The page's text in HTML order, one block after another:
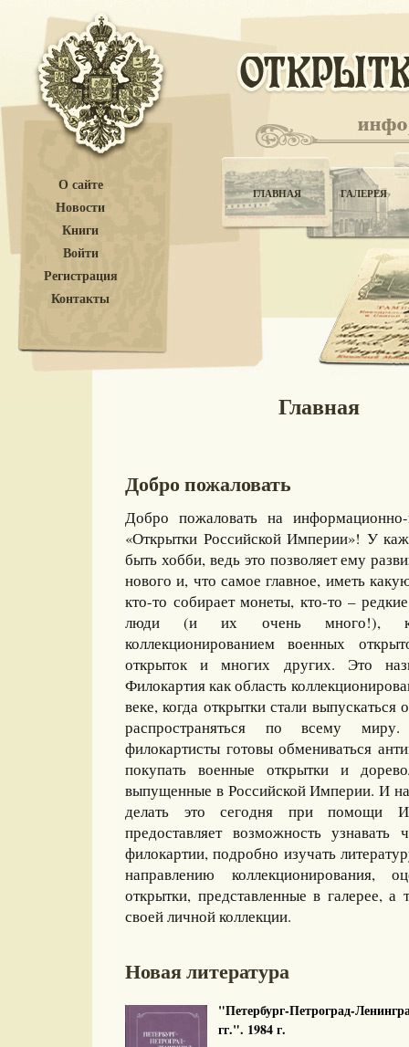
О сайте
Новости
Книги
Войти
Регистрация
Контакты
ГЛАВНАЯ ГАЛЕРЕЯ
Главная
Добро пожаловать
Добро пожаловать на информационно-
«Открытки Российской Империи»! У
быть хобби, ведь это позволяет ему
нового и, что самое главное, иметь
кто-то собирает монеты, кто-то –
люди (и их очень много!),
коллекционированием военных
открыток и многих других. Это
Филокартия как область
веке, когда открытки стали
распространяться по всему
филокартисты готовы обмениваться
покупать военные открытки и
выпущенные в Российской Империи. И
делать это сегодня при помощи
предоставляет возможность
филокартии, подробно изучать
направлению коллекционирования,
открытки, представленные в галерее, а
своей личной коллекции.
Новая литература
"Петербург-Петроград-
гг.". 1984 г.